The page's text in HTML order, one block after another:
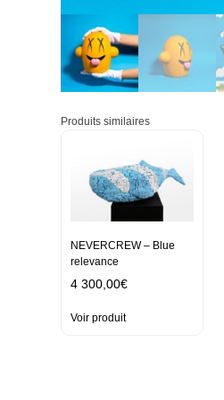
Produits similaires
NEVERCREW – Blue
relevance
4 300,00€
Voir produit